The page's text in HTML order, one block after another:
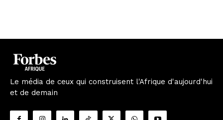
Le média de ceux qui construisent l'Afrique d'aujourd'hui
et de demain